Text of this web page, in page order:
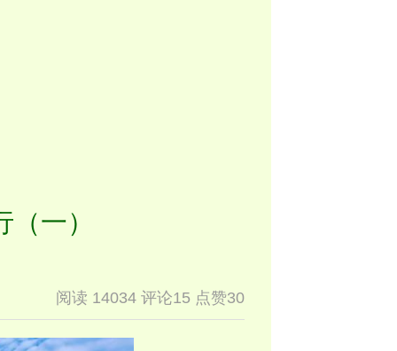
一）
阅读 14034 评论15 点赞30